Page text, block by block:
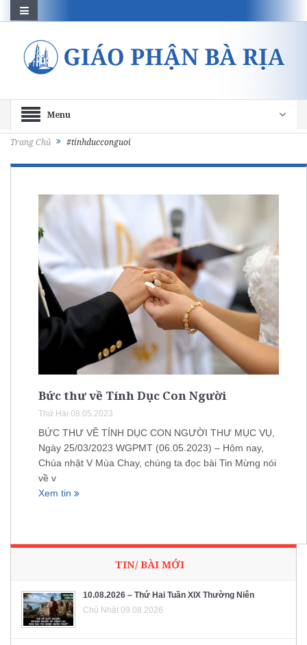
Menu
Trang Chủ #tinhducconguoi
Bức thư về Tính Dục Con Người
Thứ Hai 08.05.2023
BỨC THƯ VỀ TÍNH DỤC CON NGƯỜI THƯ MỤC VỤ,
Ngày 25/03/2023 WGPMT (06.05.2023) – Hôm nay,
Chúa nhật V Mùa Chay, chúng ta đọc bài Tin Mừng nói
về v
Xem tin
TIN/ BÀI MỚI
10.08.2026 – Thứ Hai Tuần XIX Thường Niên
Chủ Nhật 09.08.2026